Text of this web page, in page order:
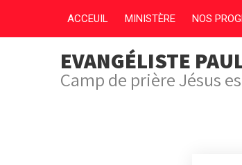
ACCEUIL MINISTÈRE NOS
EVANGÉLISTE
Camp de prière Jésus